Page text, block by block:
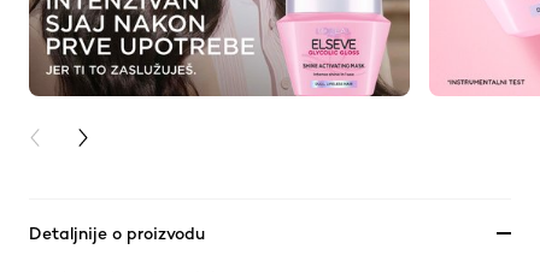
PREVIOUS CARD
NEXT CARD
Detaljnije o proizvodu